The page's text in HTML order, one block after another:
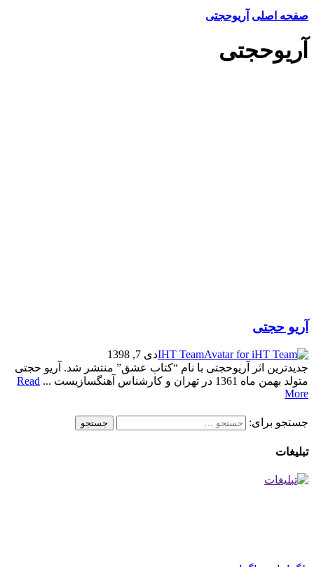
صفحه اصلی آریوحجتی
آریوحجتی
آریو حجتی
IHT Teamدی 7, 1398
جدیدترین اثر آریوحجتی با نام “کتاب عشق” منتشر شد. آریو حجتی
متولد بهمن ماه 1361 در تهران و کارشناس آهنگسازیست ...
Read
More
جستجو برای:
تبلیغات